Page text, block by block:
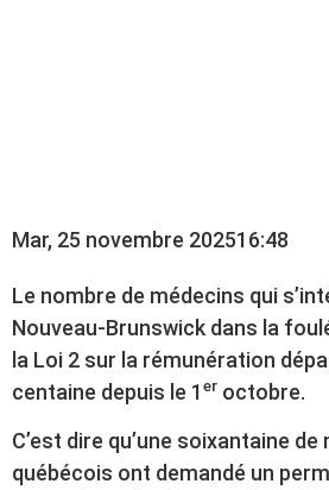
Mar, 25 novembre 202516:48
Le nombre de médecins qui
Nouveau-Brunswick dans la
la Loi 2 sur la rémunération
centaine depuis le 1er octobre.
C’est dire qu’une soixantaine de
québécois ont demandé un